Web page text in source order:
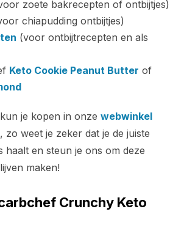
zoete bakrecepten of ontbijtjes)
chiapudding ontbijtjes)
(voor ontbijtrecepten en als
Keto Cookie Peanut Butter of
je kopen in onze webwinkel
weet je zeker dat je de juiste
haalt en steun je ons om deze
maken!
Crunchy Keto